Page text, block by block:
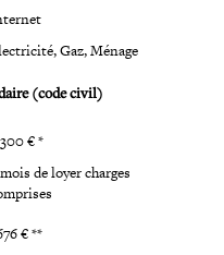
Gaz, Ménage
(code civil)
€ *
de loyer charges
€ **